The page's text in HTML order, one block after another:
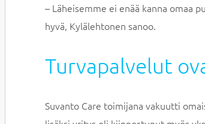
– Läheisemme ei enää kanna omaa
hyvä, Kylälehtonen sanoo.
Turvapalvelut
Suvanto Care toimijana vakuutti